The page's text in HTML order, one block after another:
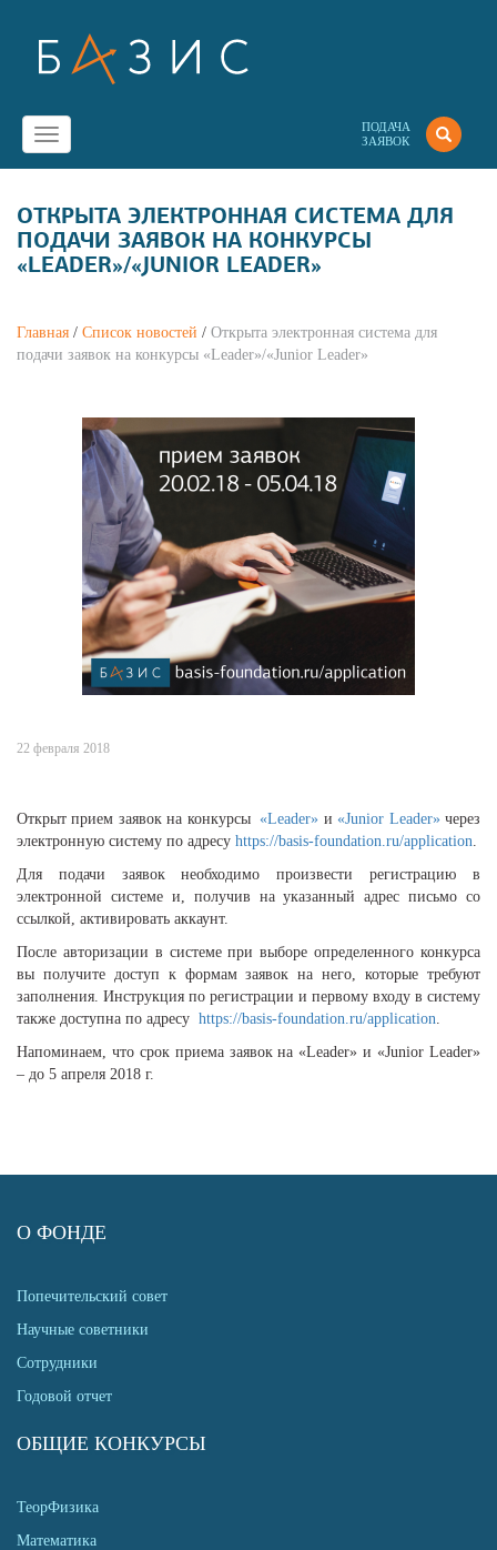
ПОДАЧА
ЗАЯВОК
Toggle
navigation
ОТКРЫТА ЭЛЕКТРОННАЯ СИСТЕМА ДЛЯ
ПОДАЧИ ЗАЯВОК НА КОНКУРСЫ
«LEADER»/«JUNIOR LEADER»
Главная / Список новостей / Открыта электронная система для
подачи заявок на конкурсы «Leader»/«Junior Leader»
22 февраля 2018
Открыт прием заявок на конкурсы «Leader» и «Junior Leader»через
электронную систему по адресу https://basis-foundation.ru/application.
Для подачи заявок необходимо произвести регистрацию в
электронной системе и, получив на указанный адрес письмо со
ссылкой, активировать аккаунт.
После авторизации в системе при выборе определенного конкурса
вы получите доступ к формам заявок на него, которые требуют
заполнения. Инструкция по регистрации и первому входу в систему
также доступна по адресу https://basis-foundation.ru/application.
Напоминаем, что срок приема заявок на «Leader» и «Junior Leader»
– до 5 апреля 2018 г.
О ФОНДЕ
Попечительский совет
Научные советники
Сотрудники
Годовой отчет
ОБЩИЕ КОНКУРСЫ
ТеорФизика
Математика